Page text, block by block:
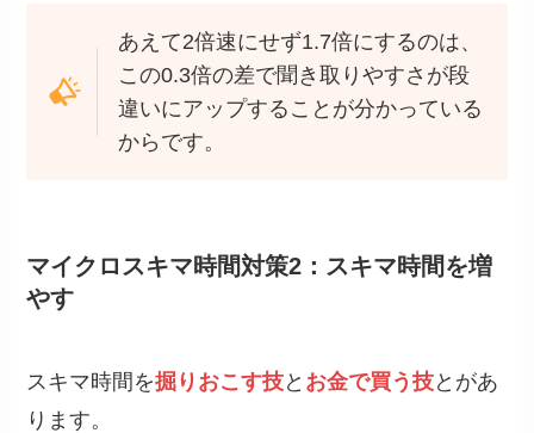
あえて2倍速にせず1.7倍にするのは、
この0.3倍の差で聞き取りやすさが段
違いにアップすることが分かっている
からです。
マイクロスキマ時間対策2：スキマ時間を増
やす
スキマ時間を掘りおこす技と お金で買う技とがあ
ります。